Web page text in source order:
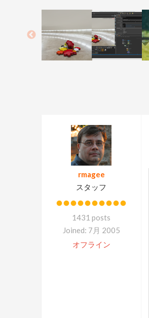
rmagee
スタッフ
1431 posts
Joined: 7月 2005
オフライン